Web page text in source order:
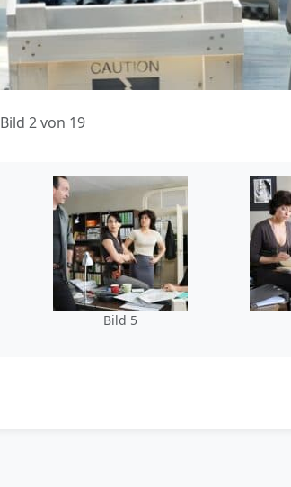
Bild 2 von 19
Bild 5